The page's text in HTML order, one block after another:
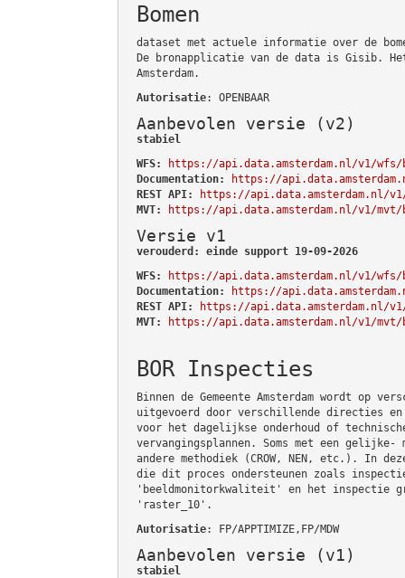
Bomen
dataset met actuele informatie over de
De bronapplicatie van de data is Gisib. Het
Amsterdam.
Autorisatie: OPENBAAR
Aanbevolen versie (v2)
stabiel
WFS:
https://api.data.amsterdam.nl/v1/wfs/
Documentation:
https://
REST API:
https://api.data.amsterdam.nl/v1/
MVT:
https://api.data.amsterdam.nl/v1/mvt/
Versie v1
verouderd: einde support 19-09-2026
WFS:
https://api.data.amsterdam.nl/v1/wfs/
Documentation:
https://
REST API:
https://api.data.amsterdam.nl/v1/
MVT:
https://api.data.amsterdam.nl/v1/mvt/
BOR Inspecties
Binnen de Gemeente Amsterdam wordt op
uitgevoerd door verschillende directies
voor het dagelijkse onderhoud of
vervangingsplannen. Soms met een gelijke-
andere methodiek (CROW, NEN, etc.). In
die dit proces ondersteunen zoals
'beeldmonitorkwaliteit' en het inspectie
'raster_10'.
Autorisatie: FP/APPTIMIZE,FP/MDW
Aanbevolen versie (v1)
stabiel